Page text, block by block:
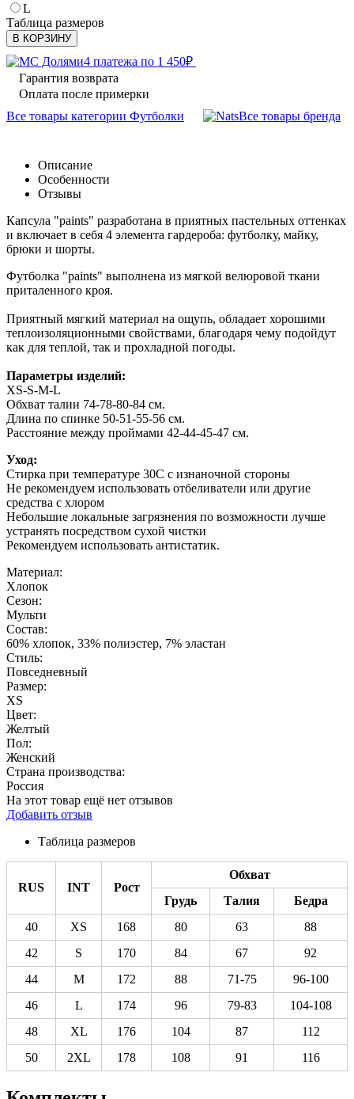
L
Таблица размеров
В КОРЗИНУ
4 платежа по 1 450₽
Гарантия возврата
Оплата после примерки
Все товары категории Футболки
Все товары бренда
Описание
Особенности
Отзывы
Капсула "paints" разработана в приятных пастельных оттенках
и включает в себя 4 элемента гардероба: футболку, майку,
брюки и шорты.
Футболка "paints" выполнена из мягкой велюровой ткани
приталенного кроя.
Приятный мягкий материал на ощупь, обладает хорошими
теплоизоляционными свойствами, благодаря чему подойдут
как для теплой, так и прохладной погоды.
Параметры изделий:
XS-S-M-L
Обхват талии 74-78-80-84 см.
Длина по спинке 50-51-55-56 см.
Расстояние между проймами 42-44-45-47 см.
Уход:
Стирка при температуре 30С с изнаночной стороны
Не рекомендуем использовать отбеливатели или другие
средства с хлором
Небольшие локальные загрязнения по возможности лучше
устранять посредством сухой чистки
Рекомендуем использовать антистатик.
Материал:
Хлопок
Сезон:
Мульти
Состав:
60% хлопок, 33% полиэстер, 7% эластан
Стиль:
Повседневный
Размер:
XS
Цвет:
Желтый
Пол:
Женский
Страна производства:
Россия
На этот товар ещё нет отзывов
Добавить отзыв
Таблица размеров
RUS INT Рост
Обхват
Грудь
Талия
Бедра
40
XS 168 80 63
88
42
S 170 84 67
92
44
M 172 88 71-75
96-100
46
L 174 96 79-83
104-108
48
XL 176 104 87
112
50
2XL 178 108 91 116